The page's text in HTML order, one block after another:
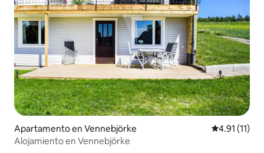
Apartamento en Vennebjörke Calificación
4.91 (11)
Alojamiento en Vennebjörke